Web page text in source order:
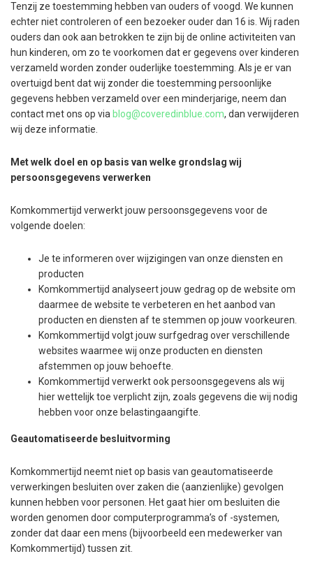
Tenzij ze toestemming hebben van ouders of voogd. We kunnen
echter niet controleren of een bezoeker ouder dan 16 is. Wij raden
ouders dan ook aan betrokken te zijn bij de online activiteiten van
hun kinderen, om zo te voorkomen dat er gegevens over kinderen
verzameld worden zonder ouderlijke toestemming. Als je er van
overtuigd bent dat wij zonder die toestemming persoonlijke
gegevens hebben verzameld over een minderjarige, neem dan
contact met ons op via blog@coveredinblue.com, dan verwijderen
wij deze informatie.
Met welk doel en op basis van welke grondslag wij
persoonsgegevens verwerken
Komkommertijd verwerkt jouw persoonsgegevens voor de
volgende doelen:
Je te informeren over wijzigingen van onze diensten en
producten
Komkommertijd analyseert jouw gedrag op de website om
daarmee de website te verbeteren en het aanbod van
producten en diensten af te stemmen op jouw voorkeuren.
Komkommertijd volgt jouw surfgedrag over verschillende
websites waarmee wij onze producten en diensten
afstemmen op jouw behoefte.
Komkommertijd verwerkt ook persoonsgegevens als wij
hier wettelijk toe verplicht zijn, zoals gegevens die wij nodig
hebben voor onze belastingaangifte.
Geautomatiseerde besluitvorming
Komkommertijd neemt niet op basis van geautomatiseerde
verwerkingen besluiten over zaken die (aanzienlijke) gevolgen
kunnen hebben voor personen. Het gaat hier om besluiten die
worden genomen door computerprogramma’s of -systemen,
zonder dat daar een mens (bijvoorbeeld een medewerker van
Komkommertijd) tussen zit.